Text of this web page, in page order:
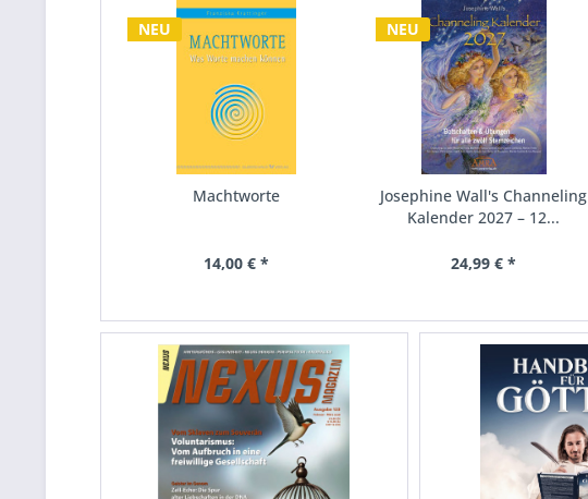
NEU
Machtworte
14,00 € *
NEU
Josephine Wall's Channeling
Kalender 2027 – 12...
24,99 € *